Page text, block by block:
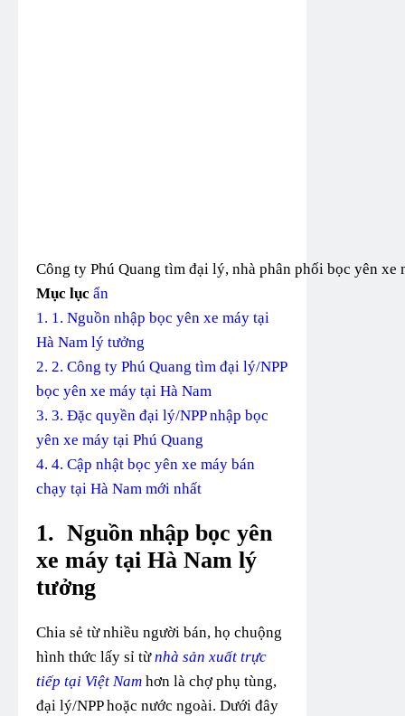
Công ty Phú Quang tìm đại lý, nhà phân phối bọc yên xe
Mục lục ẩn
1. 1. Nguồn nhập bọc yên xe máy tại
Hà Nam lý tưởng
2. 2. Công ty Phú Quang tìm đại lý/NPP
bọc yên xe máy tại Hà Nam
3. 3. Đặc quyền đại lý/NPP nhập bọc
yên xe máy tại Phú Quang
4. 4. Cập nhật bọc yên xe máy bán
chạy tại Hà Nam mới nhất
1. Nguồn nhập bọc yên
xe máy tại Hà Nam lý
tưởng
Chia sẻ từ nhiều người bán, họ chuộng
hình thức lấy sỉ từnhà sản xuất trực
tiếp tại Việt Nam hơn là chợ phụ tùng,
đại lý/NPP hoặc nước ngoài. Dưới đây